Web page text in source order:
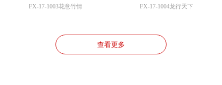
FX-17-1003花意竹情 FX-17-1004龙行天下
查看更多